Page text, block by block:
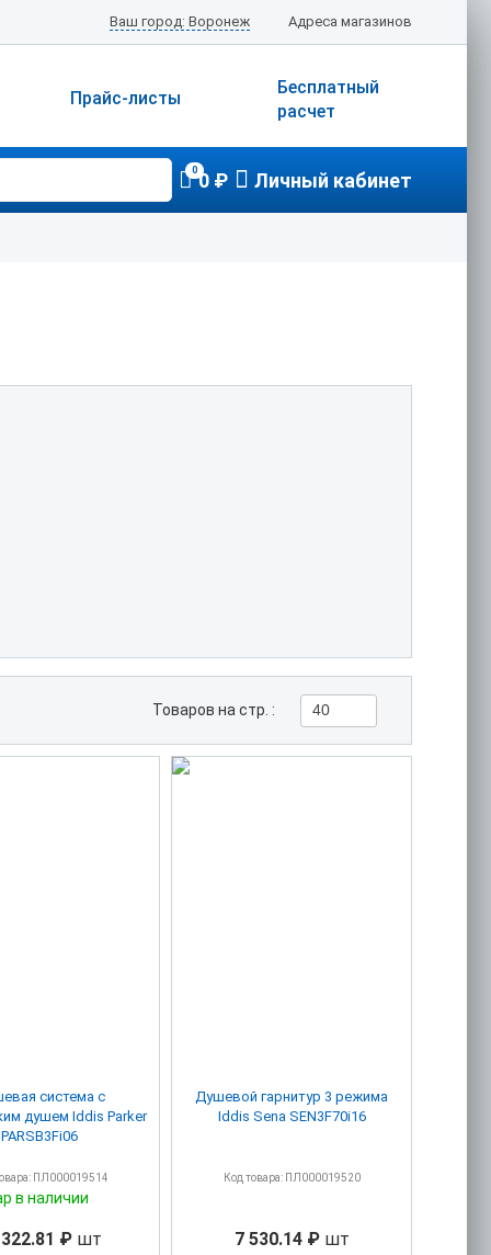
Адреса магазинов
Ваш город: Воронеж
Бесплатный
расчет
Прайс-листы
00 ₽ Личный кабинет
Товаров на стр. : 40
система с
душем Iddis Parker
PARSB3Fi06
ПЛ000019514
в наличии
₽ шт
Душевой гарнитур 3 режима
Iddis Sena SEN3F70i16
Код товара: ПЛ000019520
7 530.14 ₽шт